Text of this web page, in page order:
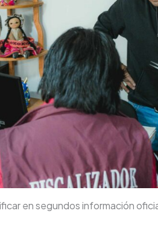
en segundos información